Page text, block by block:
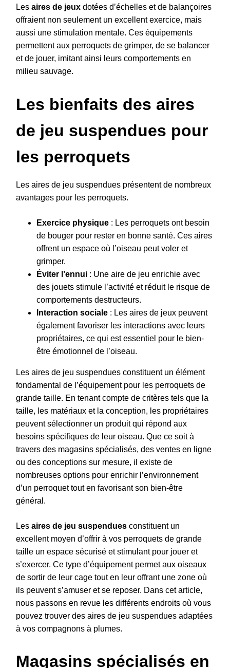
Les aires de jeux dotées d’échelles et de balançoires
offraient non seulement un excellent exercice, mais
aussi une stimulation mentale. Ces équipements
permettent aux perroquets de grimper, de se balancer
et de jouer, imitant ainsi leurs comportements en
milieu sauvage.
Les bienfaits des aires
de jeu suspendues pour
les perroquets
Les aires de jeu suspendues présentent de nombreux
avantages pour les perroquets.
Exercice physique : Les perroquets ont besoin
de bouger pour rester en bonne santé. Ces aires
offrent un espace où l’oiseau peut voler et
grimper.
Éviter l’ennui : Une aire de jeu enrichie avec
des jouets stimule l’activité et réduit le risque de
comportements destructeurs.
Interaction sociale : Les aires de jeux peuvent
également favoriser les interactions avec leurs
propriétaires, ce qui est essentiel pour le bien-
être émotionnel de l’oiseau.
Les aires de jeu suspendues constituent un élément
fondamental de l’équipement pour les perroquets de
grande taille. En tenant compte de critères tels que la
taille, les matériaux et la conception, les propriétaires
peuvent sélectionner un produit qui répond aux
besoins spécifiques de leur oiseau. Que ce soit à
travers des magasins spécialisés, des ventes en ligne
ou des conceptions sur mesure, il existe de
nombreuses options pour enrichir l’environnement
d’un perroquet tout en favorisant son bien-être
général.
Les aires de jeu suspendues constituent un
excellent moyen d’offrir à vos perroquets de grande
taille un espace sécurisé et stimulant pour jouer et
s’exercer. Ce type d’équipement permet aux oiseaux
de sortir de leur cage tout en leur offrant une zone où
ils peuvent s’amuser et se reposer. Dans cet article,
nous passons en revue les différents endroits où vous
pouvez trouver des aires de jeu suspendues adaptées
à vos compagnons à plumes.
Magasins spécialisés en